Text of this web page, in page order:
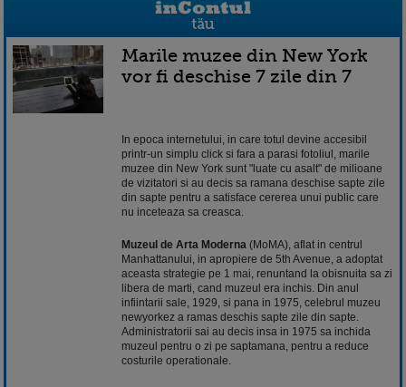
Marile muzee din New York
vor fi deschise 7 zile din 7
In epoca internetului, in care totul devine accesibil
printr-un simplu click si fara a parasi fotoliul, marile
muzee din New York sunt "luate cu asalt" de milioane
de vizitatori si au decis sa ramana deschise sapte zile
din sapte pentru a satisface cererea unui public care
nu inceteaza sa creasca.
Muzeul de Arta Moderna (MoMA), aflat in centrul
Manhattanului, in apropiere de 5th Avenue, a adoptat
aceasta strategie pe 1 mai , renuntand la obisnuita sa zi
libera de marti, cand muzeul era inchis. Din anul
infiintarii sale, 1929, si pana in 1975, celebrul muzeu
newyorkez a ramas deschis sapte zile din sapte.
Administratorii sai au decis insa in 1975 sa inchida
muzeul pentru o zi pe saptamana, pentru a reduce
costurile operationale.